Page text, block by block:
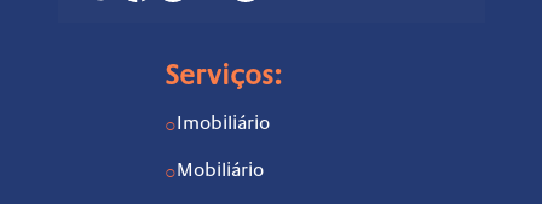
Serviços:
○ Imobiliário
○Mobiliário